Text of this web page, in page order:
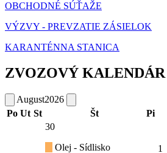
OBCHODNÉ SÚŤAŽE
VÝZVY - PREVZATIE ZÁSIELOK
KARANTÉNNA STANICA
ZVOZOVÝ KALENDÁR
August2026
Po Ut St Št Pi
30
Olej - Sídlisko
1